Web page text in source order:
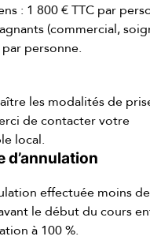
: 1 800 € TTC par
(commercial,
personne.
les modalités de
de contacter votre
local.
d’annulation
effectuée moins
le début du cours
à 100 %.